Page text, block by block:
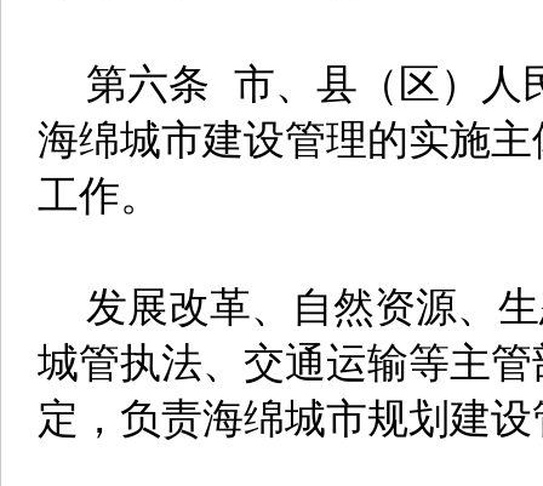
第六条 市、县（区）人
海绵城市建设管理的实施
工作。
发展改革、自然资源、
城管执法、交通运输等主
定，负责海绵城市规划建